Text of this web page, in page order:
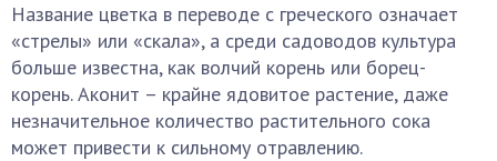
Название цветка в переводе с греческого означает
«стрелы» или «скала», а среди садоводов культура
больше известна, как волчий корень или борец-
корень. Аконит – крайне ядовитое растение, даже
незначительное количество растительного сока
может привести к сильному отравлению.